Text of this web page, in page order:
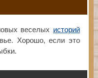
веселых историй
Хорошо, если это